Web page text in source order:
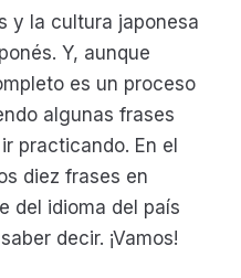
y la cultura japonesa
Y, aunque
es un proceso
algunas frases
practicando. En el
diez frases en
del idioma del país
decir. ¡Vamos!